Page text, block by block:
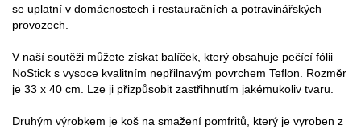
se uplatní v domácnostech i restauračních a potravinářských
provozech.
V naší soutěži můžete získat balíček, který obsahuje pečící fólii
NoStick s vysoce kvalitním nepřilnavým povrchem Teflon. Rozměr
je 33 x 40 cm. Lze ji přizpůsobit zastřihnutím jakémukoliv tvaru.
Druhým výrobkem je koš na smažení pomfritů, který je vyroben z